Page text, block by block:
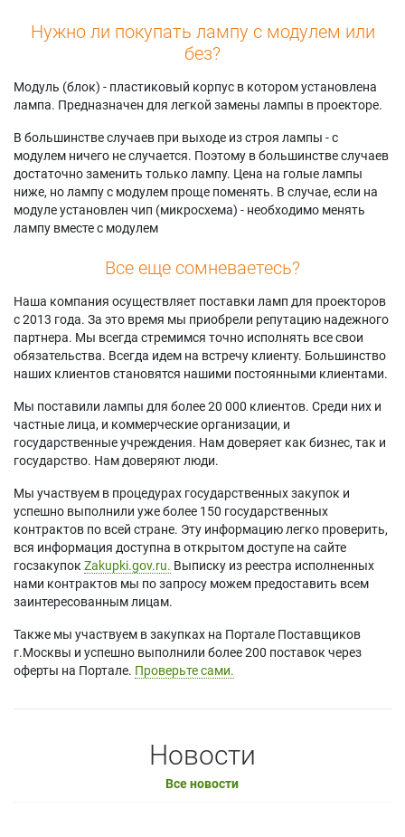
Нужно ли покупать лампу с модулем или
без?
Модуль (блок) - пластиковый корпус в котором установлена
лампа. Предназначен для легкой замены лампы в проекторе.
В большинстве случаев при выходе из строя лампы - с
модулем ничего не случается. Поэтому в большинстве случаев
достаточно заменить только лампу. Цена на голые лампы
ниже, но лампу с модулем проще поменять. В случае, если на
модуле установлен чип (микросхема) - необходимо менять
лампу вместе с модулем
Все еще сомневаетесь?
Наша компания осуществляет поставки ламп для проекторов
с 2013 года. За это время мы приобрели репутацию надежного
партнера. Мы всегда стремимся точно исполнять все свои
обязательства. Всегда идем на встречу клиенту. Большинство
наших клиентов становятся нашими постоянными клиентами.
Мы поставили лампы для более 20 000 клиентов. Среди них и
частные лица, и коммерческие организации, и
государственные учреждения. Нам доверяет как бизнес, так и
государство. Нам доверяют люди.
Мы участвуем в процедурах государственных закупок и
успешно выполнили уже более 150 государственных
контрактов по всей стране. Эту информацию легко проверить,
вся информация доступна в открытом доступе на сайте
госзакупок Zakupki.gov.ru. Выписку из реестра исполненных
нами контрактов мы по запросу можем предоставить всем
заинтересованным лицам.
Также мы участвуем в закупках на Портале Поставщиков
г.Москвы и успешно выполнили более 200 поставок через
оферты на Портале. Проверьте сами.
Новости
Все новости